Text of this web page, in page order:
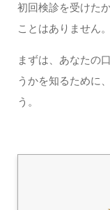
初回検診を受けた
ことはありません。
まずは、あなたの
うかを知るために
う。